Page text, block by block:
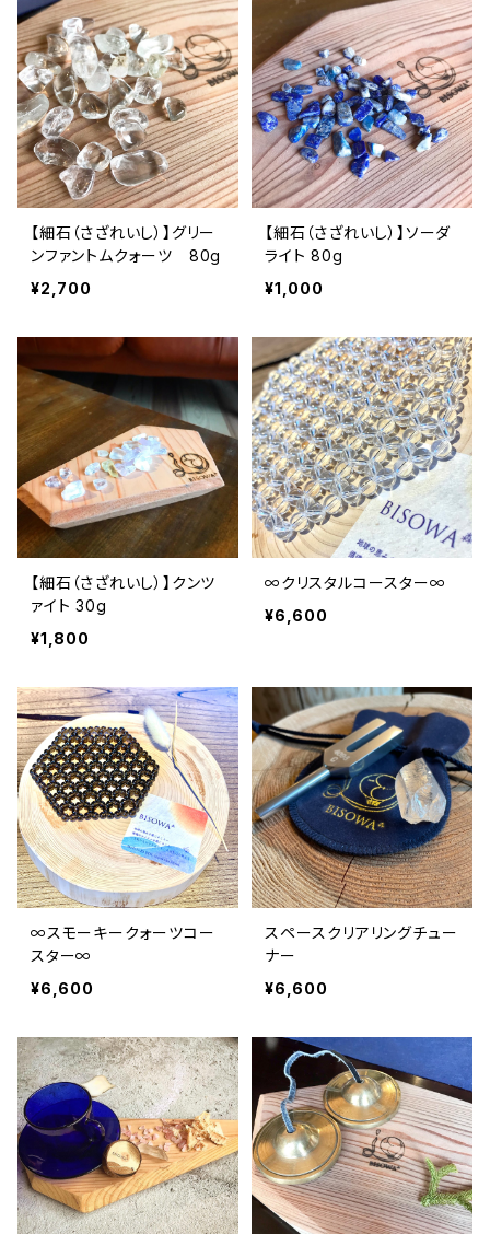
【細石（さざれいし）】グリー
ンファントムクォーツ 80g
¥2,700
【細石（さざれいし）】ソーダ
ライト 80g
¥1,000
【細石（さざれいし）】クンツ
ァイト 30g
¥1,800
∞クリスタルコースター∞
¥6,600
∞スモーキークォーツコー
スター∞
¥6,600
スペースクリアリングチュー
ナー
¥6,600